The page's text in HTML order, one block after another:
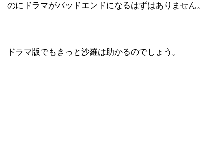
のにドラマがバッドエンドになるはずはありません。
ドラマ版でもきっと沙羅は助かるのでしょう。